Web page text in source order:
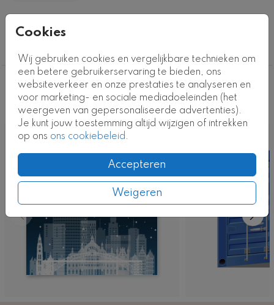
Cookies
Wij gebruiken cookies en vergelijkbare technieken om
een betere gebruikerservaring te bieden, ons
websiteverkeer en onze prestaties te analyseren en
voor marketing- en sociale mediadoeleinden (het
weergeven van gepersonaliseerde advertenties).
Je kunt jouw toestemming altijd wijzigen of intrekken
op ons ons cookiebeleid.
Accepteren
Weigeren
tekst en boodschap kunt personaliseren. Een stijlvolle
feestdagen te wensen, perfect voor de maritieme
sector.
Kaartcode: ZK-0887-2a
Collectie
Deze ontwerpen vind je misschien ook
leuk